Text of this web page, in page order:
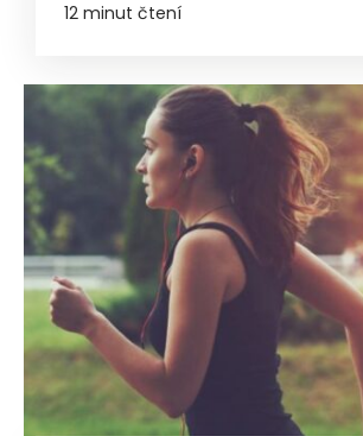
12 minut čtení